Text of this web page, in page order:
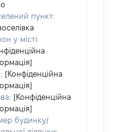
пункт:
у місті:
[Конфіденційна
[Конфіденційна
будинку/